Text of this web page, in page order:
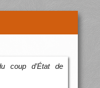
coup d’État de